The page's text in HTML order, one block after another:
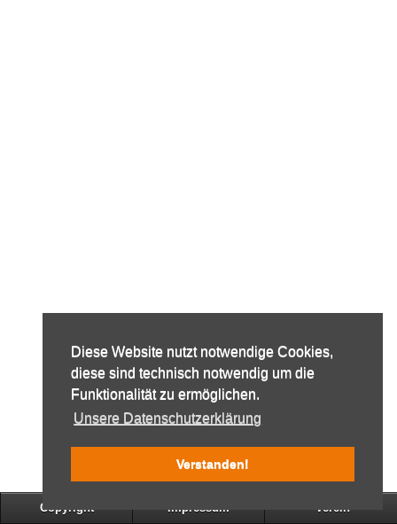
Diese Website nutzt notwendige Cookies,
diese sind technisch notwendig um die
Funktionalität zu ermöglichen.
Unsere Datenschutzerklärung
Verstanden!
Copyright Impressum Verein